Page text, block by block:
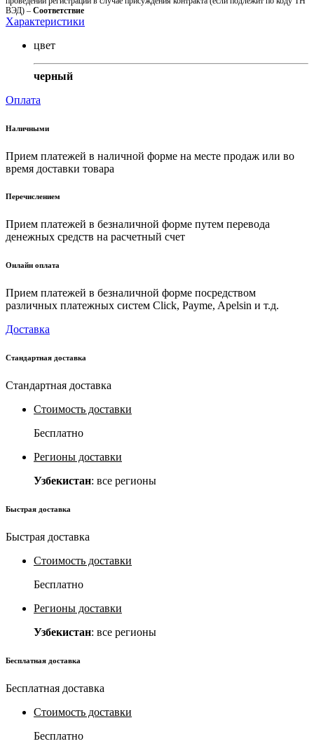
ВЭД) – Соответствие
Характеристики
цвет
черный
Оплата
Наличными
Прием платежей в наличной форме на месте продаж или во
время доставки товара
Перечислением
Прием платежей в безналичной форме путем перевода
денежных средств на расчетный счет
Онлайн оплата
Прием платежей в безналичной форме посредством
различных платежных систем Click, Payme, Apelsin и т.д.
Доставка
Стандартная доставка
Стандартная доставка
Стоимость доставки
Бесплатно
Регионы доставки
Узбекистан: все регионы
Быстрая доставка
Быстрая доставка
Стоимость доставки
Бесплатно
Регионы доставки
Узбекистан: все регионы
Бесплатная доставка
Бесплатная доставка
Стоимость доставки
Бесплатно